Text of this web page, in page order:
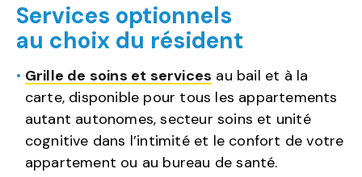
Services optionnels
au choix du résident
Grille de soins et services au bail et à la
carte, disponible pour tous les appartements
autant autonomes, secteur soins et unité
cognitive dans l’intimité et le confort de votre
appartement ou au bureau de santé.